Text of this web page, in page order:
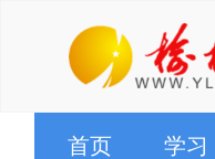
首页 学习